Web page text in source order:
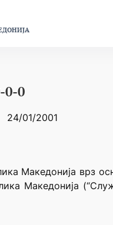
0-0
24/01/2001
Македонија врз
Македонија